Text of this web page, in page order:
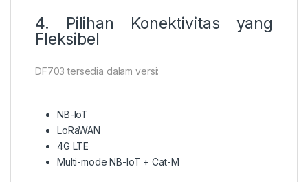
4. Pilihan Konektivitas yang
Fleksibel
DF703 tersedia dalam versi:
NB-IoT
LoRaWAN
4G LTE
Multi-mode NB-IoT + Cat-M